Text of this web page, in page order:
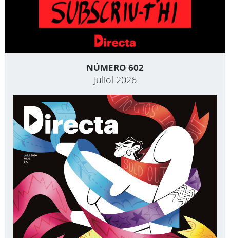
NÚMERO 602
Juliol 2026